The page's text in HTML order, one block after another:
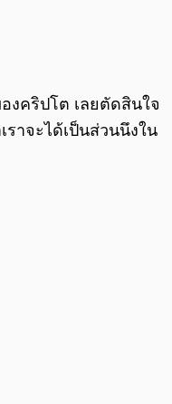
งคริปโต เลยตัดสินใจ
าจะได้เป็นส่วนนึงใน